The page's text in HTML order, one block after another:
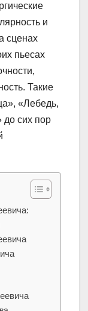
и
сценах
пьесах
Такие
«Лебедь,
до сих пор